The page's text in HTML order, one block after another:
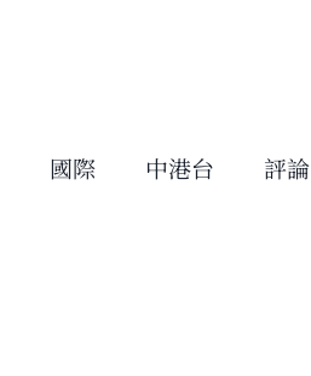
國際 中港台 評論